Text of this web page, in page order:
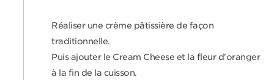
Réaliser une crème pâtissière de façon
traditionnelle.
Puis ajouter le Cream Cheese et la fleur d'oranger
à la fin de la cuisson.